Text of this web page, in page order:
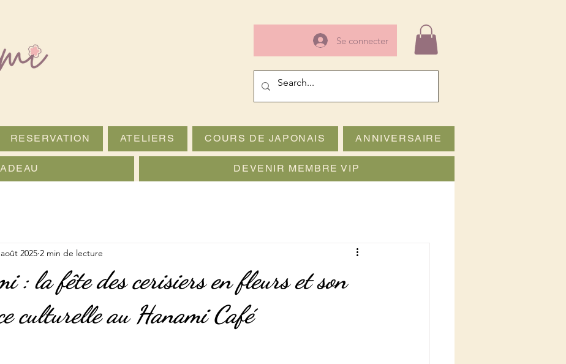
Se connecter
RESERVATION ATELIERS COURS DE JAPONAIS ANNIVERSAIRE
DEVENIR MEMBRE VIP
: la fête des cerisiers en fleurs et son
culturelle au Hanami Café
2025 2 min de lecture